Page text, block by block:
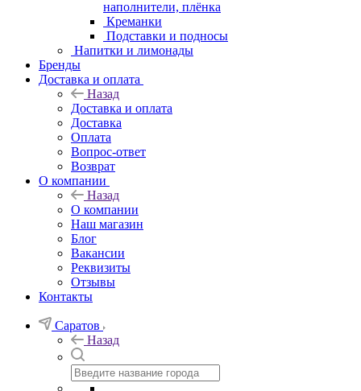
наполнители, плёнка
Креманки
Бренды
Доставка и оплата
Назад
Доставка и оплата
Доставка
Оплата
Вопрос-ответ
Возврат
О компании
Назад
О компании
Наш магазин
Блог
Вакансии
Реквизиты
Контакты
Саратов
Назад